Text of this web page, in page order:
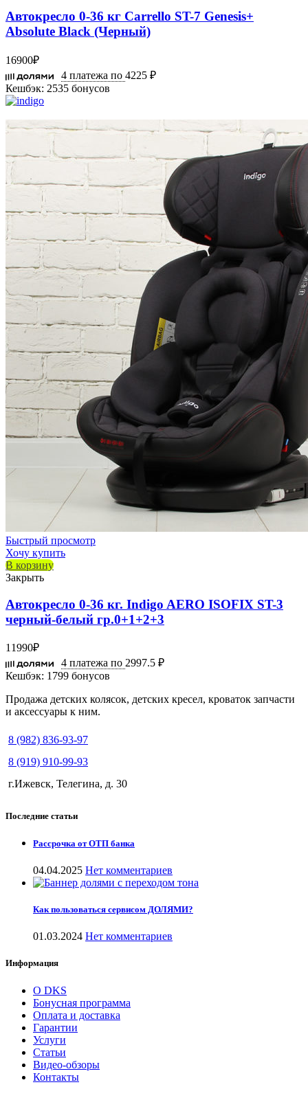
Автокресло 0-36 кг Carrello ST-7 Genesis+
Absolute Black (Черный)
16900₽
4 платежа по 4225 ₽
Кешбэк: 2535 бонусов
Быстрый просмотр
Хочу купить
В корзину
Закрыть
Автокресло 0-36 кг. Indigo AERO ISOFIX ST-3
черный-белый гр.0+1+2+3
11990₽
4 платежа по 2997.5 ₽
Кешбэк: 1799 бонусов
Продажа детских колясок, детских кресел, кроваток запчасти
и аксессуары к ним.
8 (982) 836-93-97
8 (919) 910-99-93
г.Ижевск, Телегина, д. 30
Последние статьи
Рассрочка от ОТП банка
04.04.2025 Нет комментариев
Как пользоваться сервисом ДОЛЯМИ?
01.03.2024 Нет комментариев
Информация
О DKS
Бонусная программа
Оплата и доставка
Гарантии
Услуги
Статьи
Видео-обзоры
Контакты